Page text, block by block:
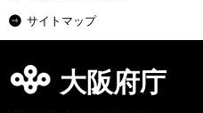
サイトマップ
大阪府庁